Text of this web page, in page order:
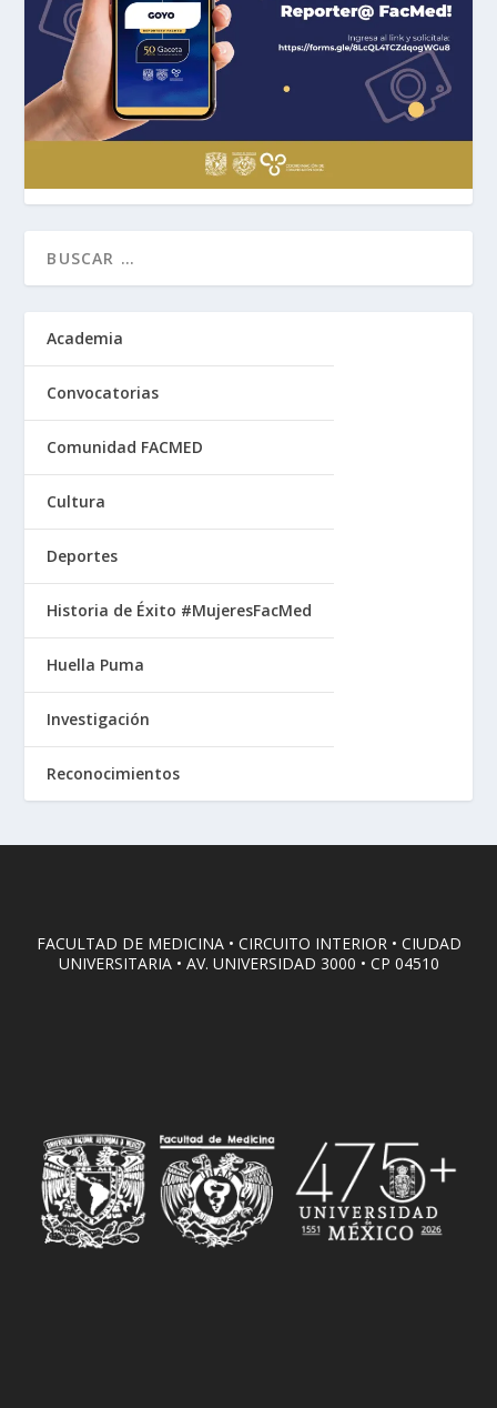
Academia
Convocatorias
Comunidad FACMED
Cultura
Deportes
Historia de Éxito #MujeresFacMed
Huella Puma
Investigación
Reconocimientos
FACULTAD DE MEDICINA • CIRCUITO INTERIOR • CIUDAD
UNIVERSITARIA • AV. UNIVERSIDAD 3000 • CP 04510